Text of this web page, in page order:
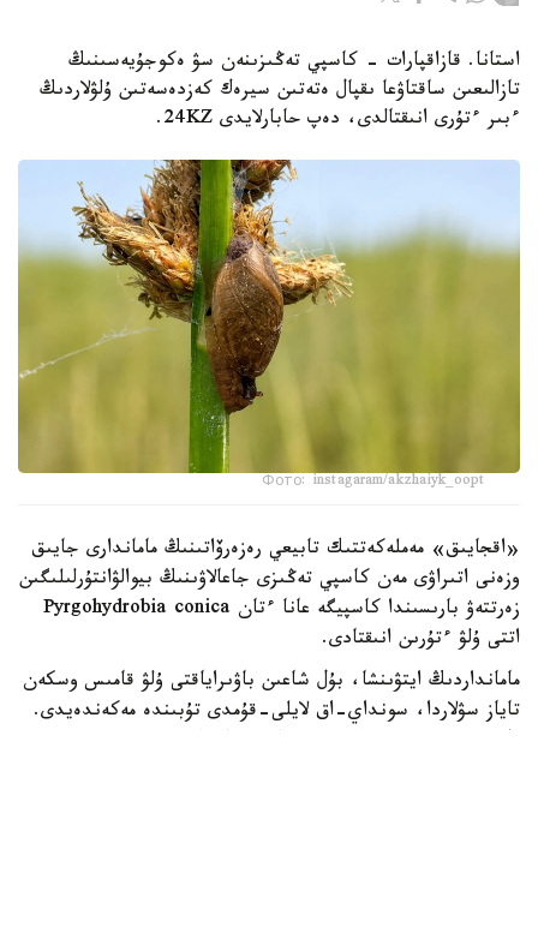
استانا. قازاقپارات - كاسپي تەڭىزىنەن سۋ ەكوجۇيەسىنىڭ
تازالىعىن ساقتاۋعا ىقپال ەتەتىن سيرەك كەزدەسەتىن ۇلۋلاردىڭ
ءبىر ءتۇرى انىقتالدى، دەپ حابارلايدى 24KZ.
Фото: instagaram/akzhaiyk_oopt
«اقجايىق» مەملەكەتتىك تابيعي رەزەرۆاتىنىڭ ماماندارى جايىق
وزەنى اتىراۋى مەن كاسپي تەڭىزى جاعالاۋىنىڭ بيوالۋانتۇرلىلىگىن
زەرتتەۋ بارىسىندا كاسپيگە عانا ءتان Pyrgohydrobia conica
اتتى ۇلۋ ءتۇرىن انىقتادى.
مامانداردىڭ ايتۋىنشا، بۇل شاعىن باۋىراياقتى ۇلۋ قامىس وسكەن
تاياز سۋلاردا، سونداي-اق لايلى-قۇمدى تۇبىندە مەكەندەيدى.